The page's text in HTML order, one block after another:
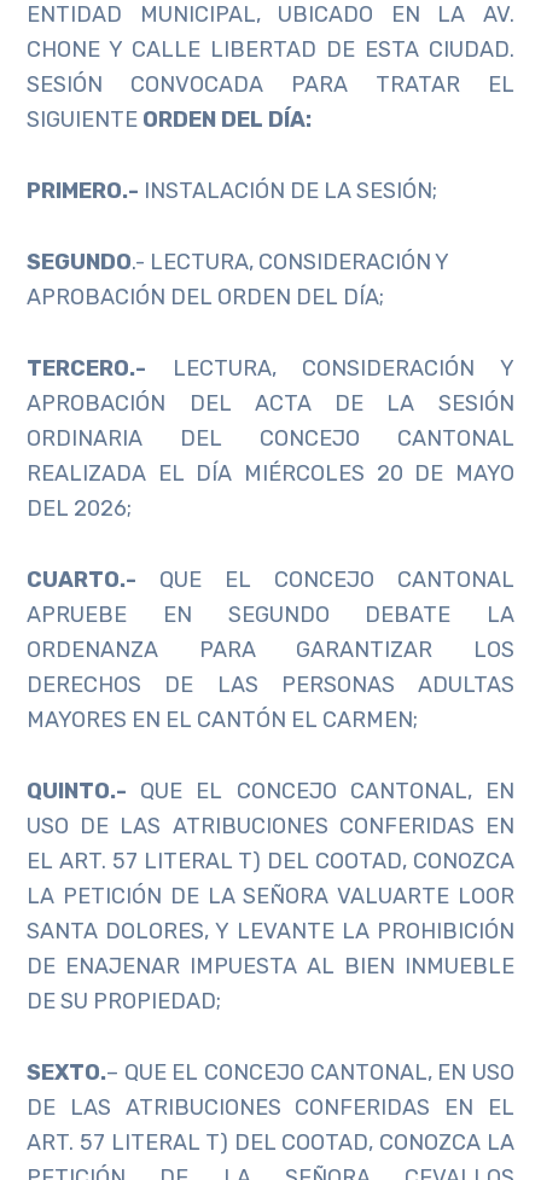
ENTIDAD MUNICIPAL, UBICADO EN LA AV.
CHONE Y CALLE LIBERTAD DE ESTA CIUDAD.
SESIÓN CONVOCADA PARA TRATAR EL
SIGUIENTE ORDEN DEL DÍA:
PRIMERO.- INSTALACIÓN DE LA SESIÓN;
SEGUNDO.- LECTURA, CONSIDERACIÓN Y
APROBACIÓN DEL ORDEN DEL DÍA;
TERCERO.- LECTURA, CONSIDERACIÓN Y
APROBACIÓN DEL ACTA DE LA SESIÓN
ORDINARIA DEL CONCEJO CANTONAL
REALIZADA EL DÍA MIÉRCOLES 20 DE MAYO
DEL 2026;
CUARTO.- QUE EL CONCEJO CANTONAL
APRUEBE EN SEGUNDO DEBATE LA
ORDENANZA PARA GARANTIZAR LOS
DERECHOS DE LAS PERSONAS ADULTAS
MAYORES EN EL CANTÓN EL CARMEN;
QUINTO.- QUE EL CONCEJO CANTONAL, EN
USO DE LAS ATRIBUCIONES CONFERIDAS EN
EL ART. 57 LITERAL T) DEL COOTAD, CONOZCA
LA PETICIÓN DE LA SEÑORA VALUARTE LOOR
SANTA DOLORES, Y LEVANTE LA PROHIBICIÓN
DE ENAJENAR IMPUESTA AL BIEN INMUEBLE
DE SU PROPIEDAD;
SEXTO.– QUE EL CONCEJO CANTONAL, EN USO
DE LAS ATRIBUCIONES CONFERIDAS EN EL
ART. 57 LITERAL T) DEL COOTAD, CONOZCA LA